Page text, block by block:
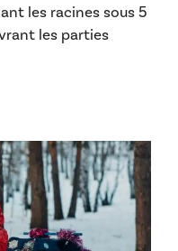
les racines sous 5
les parties